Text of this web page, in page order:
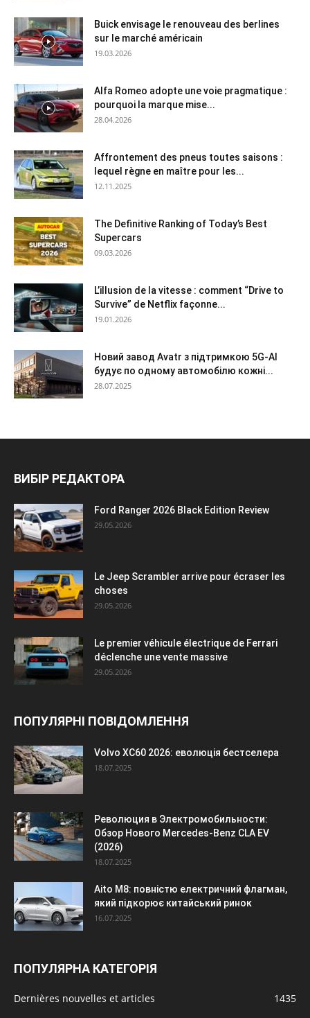
Buick envisage le renouveau des berlines
sur le marché américain
19.03.2026
Alfa Romeo adopte une voie pragmatique :
pourquoi la marque mise...
28.04.2026
Affrontement des pneus toutes saisons :
lequel règne en maître pour les...
12.11.2025
The Definitive Ranking of Today’s Best
Supercars
09.03.2026
L’illusion de la vitesse : comment “Drive to
Survive” de Netflix façonne...
19.01.2026
Новий завод Avatr з підтримкою 5G-AI
будує по одному автомобілю кожні...
28.07.2025
ВИБІР РЕДАКТОРА
Ford Ranger 2026 Black Edition Review
29.05.2026
Le Jeep Scrambler arrive pour écraser les
choses
29.05.2026
Le premier véhicule électrique de Ferrari
déclenche une vente massive
29.05.2026
ПОПУЛЯРНІ ПОВІДОМЛЕННЯ
Volvo XC60 2026: еволюція бестселера
18.07.2025
Революция в Электромобильности:
Обзор Нового Mercedes-Benz CLA EV
(2026)
18.07.2025
Aito M8: повністю електричний флагман,
який підкорює китайський ринок
16.07.2025
ПОПУЛЯРНА КАТЕГОРІЯ
Dernières nouvelles et articles 1435